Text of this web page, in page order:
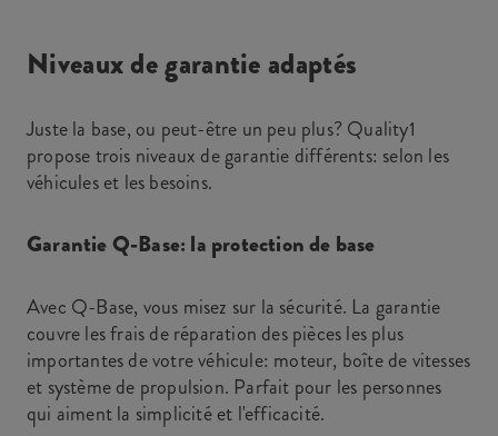
Niveaux de garantie adaptés
Juste la base, ou peut-être un peu plus? Quality1
propose trois niveaux de garantie différents: selon les
véhicules et les besoins.
Garantie Q-Base: la protection de base
Avec Q-Base, vous misez sur la sécurité. La garantie
couvre les frais de réparation des pièces les plus
importantes de votre véhicule: moteur, boîte de vitesses
et système de propulsion. Parfait pour les personnes
qui aiment la simplicité et l'efficacité.